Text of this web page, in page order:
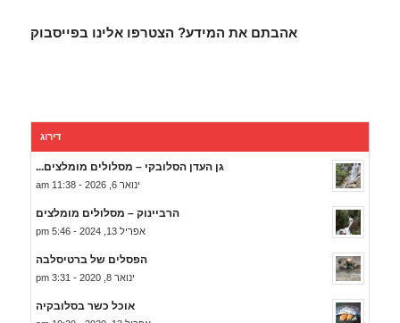
אהבתם את המידע? הצטרפו אלינו בפייסבוק
דירוג
גן העדן הסלובקי – מסלולים מומלצים...
ינואר 6, 2026 - 11:38 am
הרביינוק – מסלולים מומלצים
אפריל 13, 2024 - 5:46 pm
הפסלים של ברטיסלבה
ינואר 8, 2020 - 3:31 pm
אוכל כשר בסלובקיה